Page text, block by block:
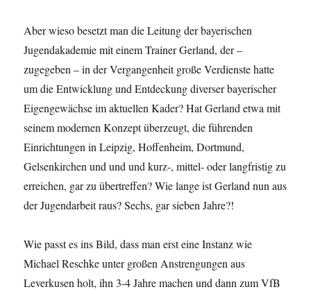
Aber wieso besetzt man die Leitung der bayerischen
Jugendakademie mit einem Trainer Gerland, der –
zugegeben – in der Vergangenheit große Verdienste hatte
um die Entwicklung und Entdeckung diverser bayerischer
Eigengewächse im aktuellen Kader? Hat Gerland etwa mit
seinem modernen Konzept überzeugt, die führenden
Einrichtungen in Leipzig, Hoffenheim, Dortmund,
Gelsenkirchen und und und kurz-, mittel- oder langfristig zu
erreichen, gar zu übertreffen? Wie lange ist Gerland nun aus
der Jugendarbeit raus? Sechs, gar sieben Jahre?!
Wie passt es ins Bild, dass man erst eine Instanz wie
Michael Reschke unter großen Anstrengungen aus
Leverkusen holt, ihn 3-4 Jahre machen und dann zum VfB